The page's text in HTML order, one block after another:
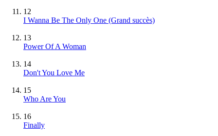
12
I Wanna Be The Only One (Grand succès)
13
Power Of A Woman
14
Don't You Love Me
15
Who Are You
16
Finally